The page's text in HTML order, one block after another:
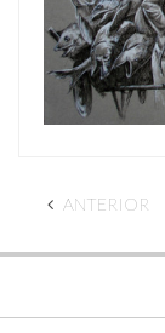
ANTERIOR